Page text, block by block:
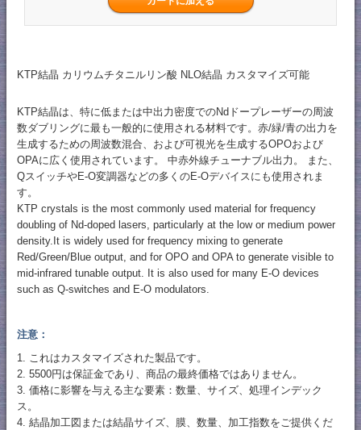
KTP結晶 カリウムチタニルリン酸 NLO結晶 カスタマイズ可能
KTP結晶は、特に低または中出力密度でのNdドープレーザーの周波
数ダブリングに最も一般的に使用される材料です。赤/緑/青の出力を
生成するための周波数混合、および可視光を生成するOPOおよび
OPAに広く使用されています。 中赤外線チューナブル出力。 また、
QスイッチやE-O変調器などの多くのE-Oデバイスにも使用されま
す。
KTP crystals is the most commonly used material for frequency
doubling of Nd-doped lasers, particularly at the low or medium power
density.It is widely used for frequency mixing to generate
Red/Green/Blue output, and for OPO and OPA to generate visible to
mid-infrared tunable output. It is also used for many E-O devices
such as Q-switches and E-O modulators.
注意：
1. これはカスタマイズされた製品です。
2. 5500円は保証金であり、商品の最終価格ではありません。
3. 価格に影響を与える主な要素：数量、サイズ、処理インデック
ス。
4. 結晶加工図または結晶サイズ、膜、数量、加工指数をご提供くだ